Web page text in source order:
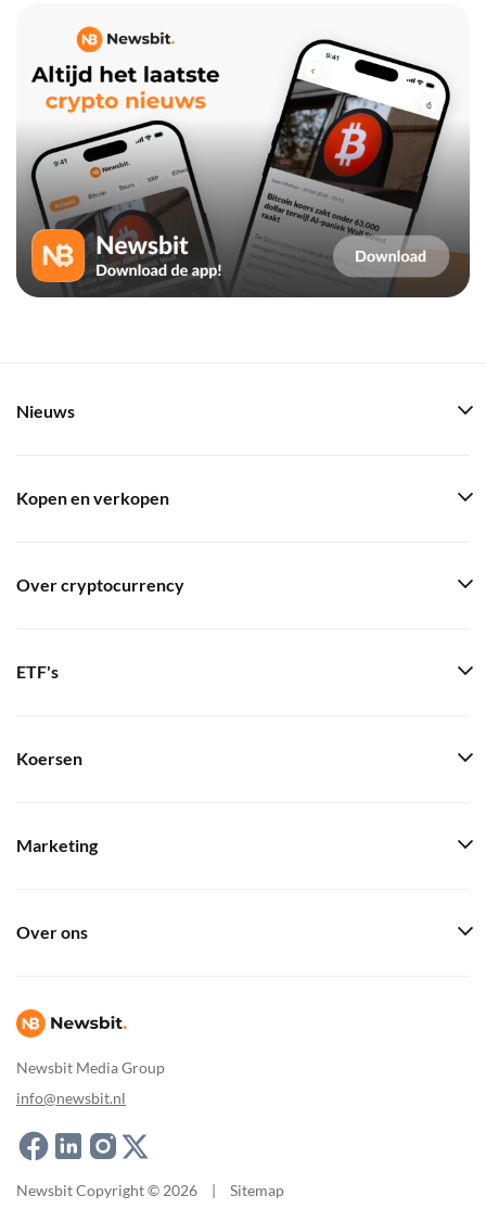
Newsbit Media Group
info@newsbit.nl
Nieuws
Kopen en verkopen
Over cryptocurrency
ETF's
Koersen
Marketing
Over ons
Newsbit Copyright © 2026 Sitemap